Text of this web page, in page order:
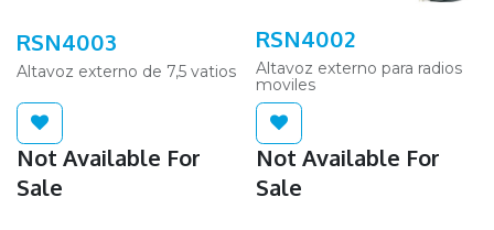
RSN4003
Altavoz externo de 7,5 vatios
Not Available For
Sale
RSN4002
Altavoz externo para radios
moviles
Not Available For
Sale